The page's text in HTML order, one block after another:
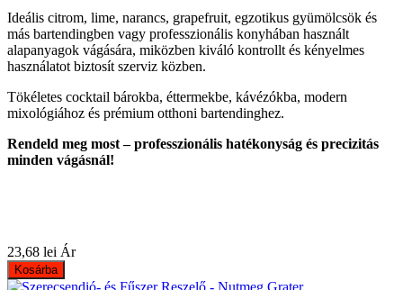
Ideális citrom, lime, narancs, grapefruit, egzotikus gyümölcsök és
más bartendingben vagy professzionális konyhában használt
alapanyagok vágására, miközben kiváló kontrollt és kényelmes
használatot biztosít szerviz közben.
Tökéletes cocktail bárokba, éttermekbe, kávézókba, modern
mixológiához és prémium otthoni bartendinghez.
Rendeld meg most – professzionális hatékonyság és precizitás
minden vágásnál!
23,68 lei Ár
Kosárba